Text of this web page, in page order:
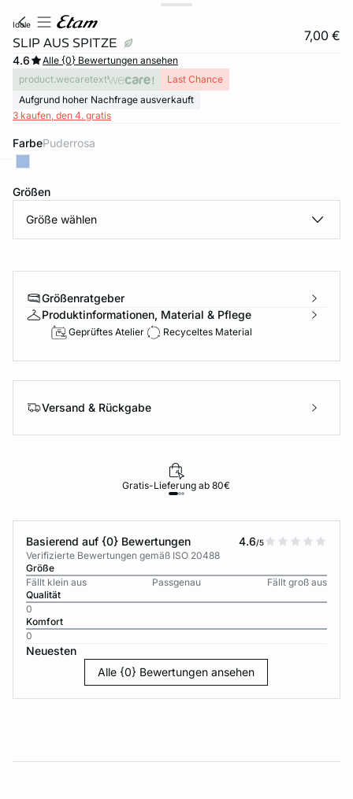
idole
SLIP AUS SPITZE 7,00 €
4.6
Alle {0} Bewertungen ansehen
product.wecaretext
Last Chance
Aufgrund hoher Nachfrage ausverkauft
3 kaufen, den 4. gratis
Farbe puderrosa
Größen
Größe wählen
Größenratgeber
Produktinformationen, Material & Pflege
Geprüftes Atelier Recyceltes Material
Versand & Rückgabe
Gratis-Lieferung ab 80€
Basierend auf {0} Bewertungen 4.6/5
Verifizierte Bewertungen gemäß ISO 20488
Größe
Fällt klein aus
Passgenau
Fällt groß aus
Qualität
0
Komfort
0
Neuesten
Alle {0} Bewertungen ansehen